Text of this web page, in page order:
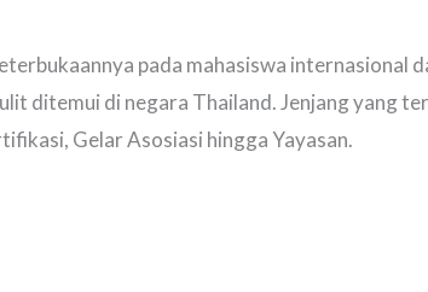
pada mahasiswa internasional
ditemui di negara Thailand. Jenjang yang
Gelar Asosiasi hingga Yayasan.